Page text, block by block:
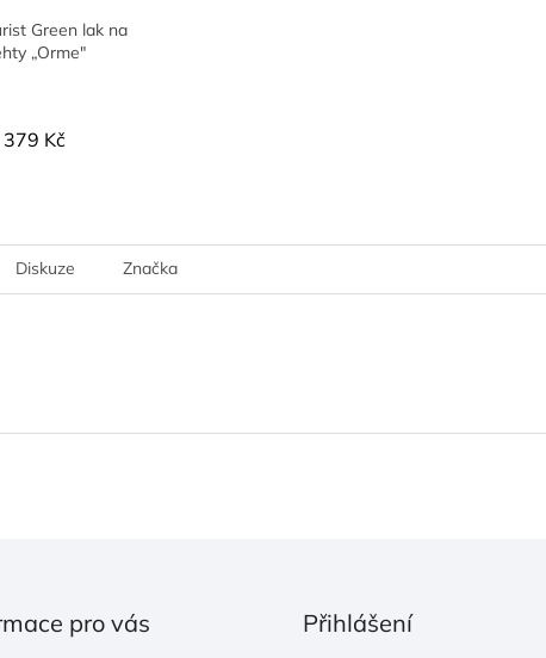
Green lak na
„Orme"
379 Kč
Diskuze Značka
pro vás Přihlášení